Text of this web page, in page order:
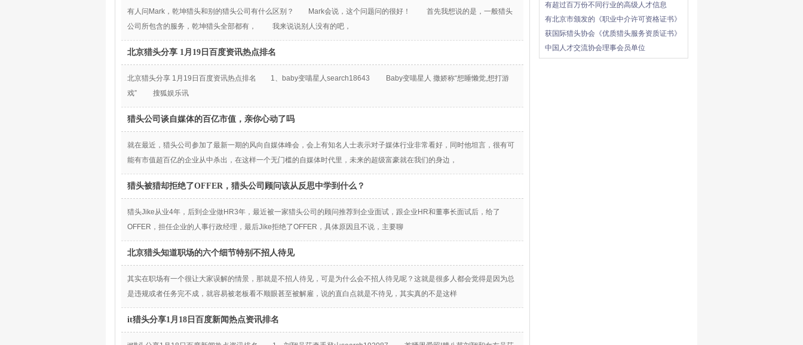
有人问Mark，乾坤猎头和别的猎头公司有什么区别？ Mark会说，这个问题问的很好！ 首先我想说的是，一般猎头
公司所包含的服务，乾坤猎头全部都有， 我来说说别人没有的吧，
北京猎头分享 1月19日百度资讯热点排名
北京猎头分享 1月19日百度资讯热点排名 1、baby变喵星人search18643 Baby变喵星人 撒娇称“想睡懒觉,想打游
戏” 搜狐娱乐讯
猎头公司谈自媒体的百亿市值，亲你心动了吗
就在最近，猎头公司参加了最新一期的风向自媒体峰会，会上有知名人士表示对子媒体行业非常看好，同时他坦言，很有可
能有市值超百亿的企业从中杀出，在这样一个无门槛的自媒体时代里，未来的超级富豪就在我们的身边，
猎头被猎却拒绝了OFFER，猎头公司顾问该从反思中学到什么？
猎头Jike从业4年，后到企业做HR3年，最近被一家猎头公司的顾问推荐到企业面试，跟企业HR和董事长面试后，给了
OFFER，担任企业的人事行政经理，最后Jike拒绝了OFFER，具体原因且不说，主要聊
北京猎头知道职场的六个细节特别不招人待见
其实在职场有一个很让大家误解的情景，那就是不招人待见，可是为什么会不招人待见呢？这就是很多人都会觉得是因为总
是违规或者任务完不成，就容易被老板看不顺眼甚至被解雇，说的直白点就是不待见，其实真的不是这样
it猎头分享1月18日百度新闻热点资讯排名
有超过百万份不同行业的高级人才信息
有北京市颁发的《职业中介许可资格证书》
获国际猎头协会《优质猎头服务资质证书》
中国人才交流协会理事会员单位